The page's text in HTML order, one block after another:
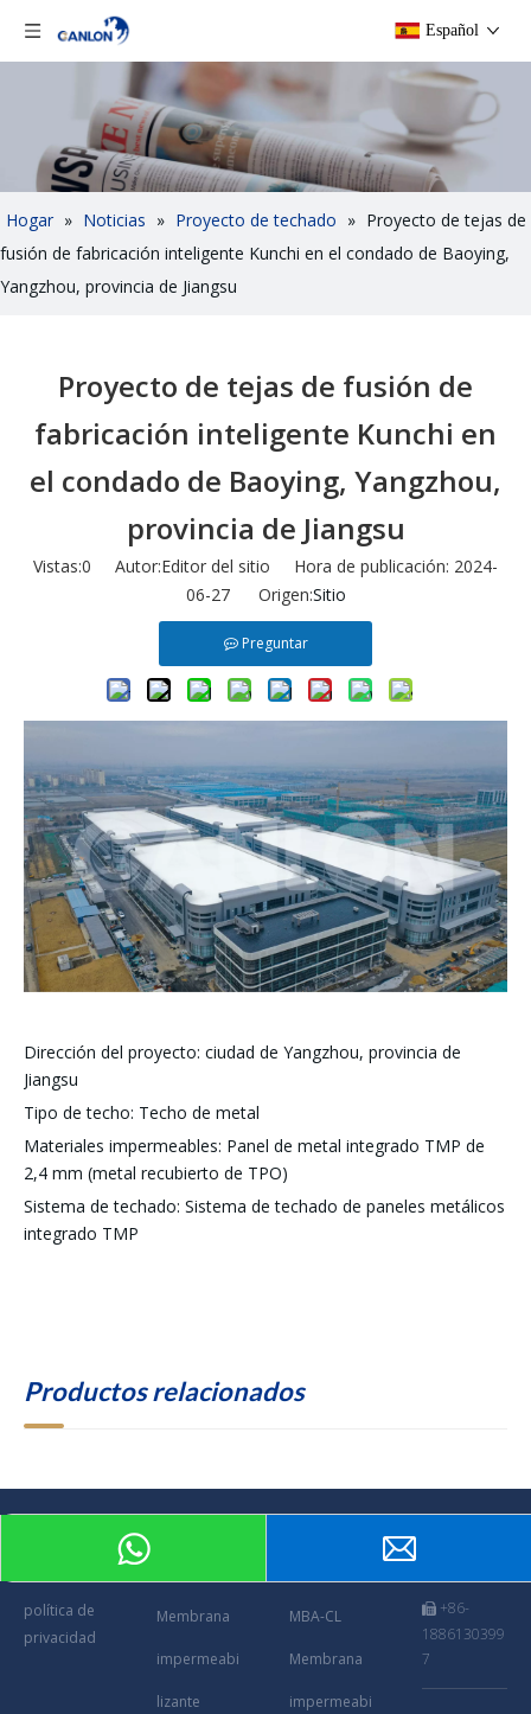
Español
Hogar » Noticias » Proyecto de techado » Proyecto de tejas de
fusión de fabricación inteligente Kunchi en el condado de Baoying,
Yangzhou, provincia de Jiangsu
Proyecto de tejas de fusión de
fabricación inteligente Kunchi en
el condado de Baoying, Yangzhou,
provincia de Jiangsu
Vistas:0 Autor:Editor del sitio Hora de publicación: 2024-
06-27 Origen:Sitio
Preguntar
Dirección del proyecto: ciudad de Yangzhou, provincia de
Jiangsu
Tipo de techo: Techo de metal
Materiales impermeables: Panel de metal integrado TMP de
2,4 mm (metal recubierto de TPO)
Sistema de techado: Sistema de techado de paneles metálicos
integrado TMP
Productos relacionados
política de
privacidad
Membrana
impermeabi
lizante
MBA-CL
Membrana
impermeabi
 +86-
1886130399
7